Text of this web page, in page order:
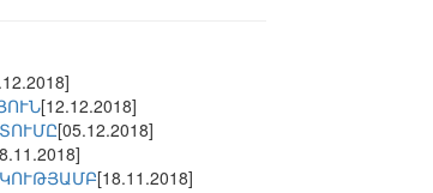
[12.12.2018]
[05.12.2018]
[18.11.2018]